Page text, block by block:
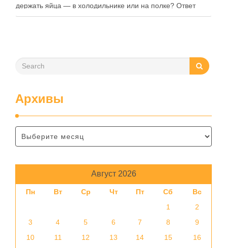
держать яйца — в холодильнике или на полке? Ответ
зависит от нескольких факторов, включая температуру
Архивы
Август 2026
Пн Вт Ср Чт Пт Сб
Вс
1
2
3
4 5 6 7 8
9
10
11 12 13 14 15
16